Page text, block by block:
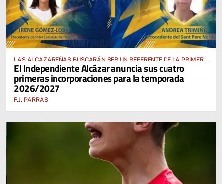
LAS ALCAZAREÑAS BUSCARÁN SER UN REFERENTE DE LA PRIMERA
AUTONÓMICA PREFERENTE FEMENINA
El Independiente Alcázar anuncia sus cuatro
primeras incorporaciones para la temporada
2026/2027
F.J. PARRAS